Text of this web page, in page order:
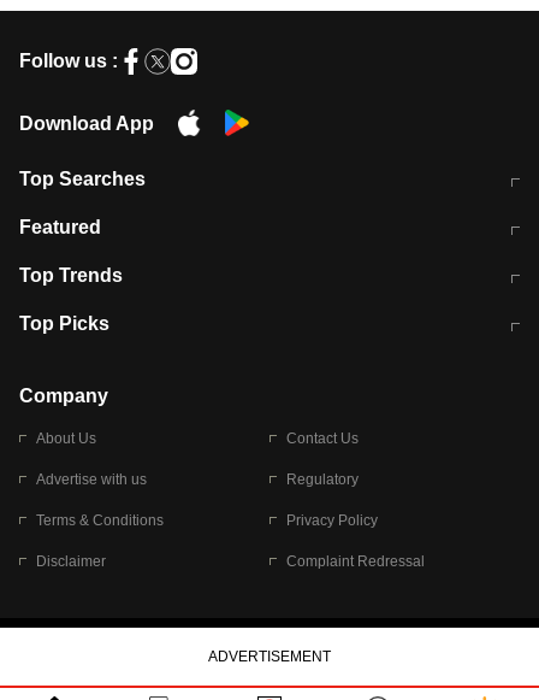
Follow us :
Download App
Top Searches
मुंबई में लगे 'जेन जी' के पोस्टर, लिखा- 'मैं
Featured
10 अगस्त को विधानसभा का घेराव करेंगे
Top Trends
RBI का नया नियम: अब बैंकों को अपनी सभी
Top Picks
बारिश की चेतावनी
Company
About Us Contact Us
Advertise with us Regulatory
Terms & Conditions Privacy Policy
Disclaimer Complaint Redressal